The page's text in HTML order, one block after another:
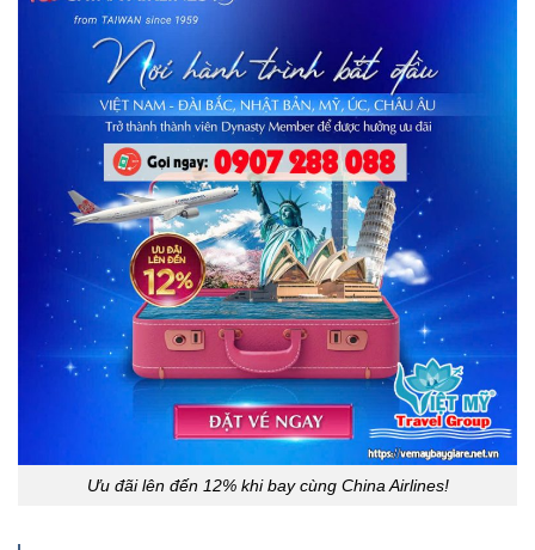
Ưu đãi lên đến 12% khi bay cùng China Airlines!